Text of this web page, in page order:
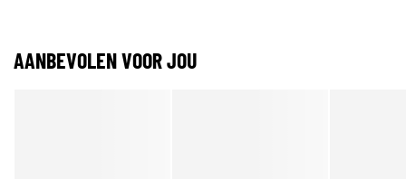
AANBEVOLEN VOOR JOU